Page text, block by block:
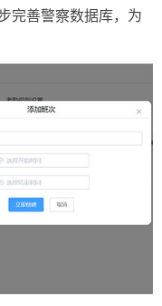
完善警察数据库，为